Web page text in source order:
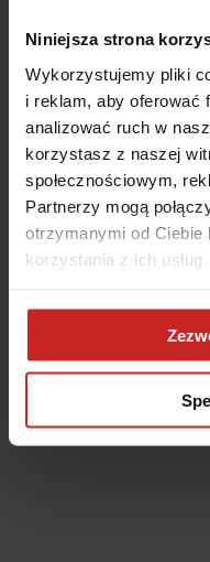
Niniejsza strona
Wykorzystujemy pliki
i reklam, aby oferować
analizować ruch w
korzystasz z naszej
społecznościowym,
Partnerzy mogą
otrzymanymi od
korzystania z ich usług.
browser